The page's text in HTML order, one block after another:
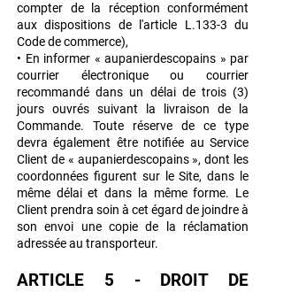
compter de la réception conformément
aux dispositions de
l'article L.133-3 du
Code de commerce),
• En informer « aupanierdescopains » par
courrier électronique ou courrier
recommandédans un délai de trois (3)
jours ouvrés suivant la livraison de la
Commande. Toute réserve de ce type
devra également être notifiée au Service
Client de « aupanierdescopains », dont les
coordonnées figurent sur le Site, dans le
même délai et dans
la même forme. Le
Client prendra soin à cet égard de joindre à
son envoi une copie de la réclamation
adressée au transporteur.
ARTICLE 5 - DROIT DE